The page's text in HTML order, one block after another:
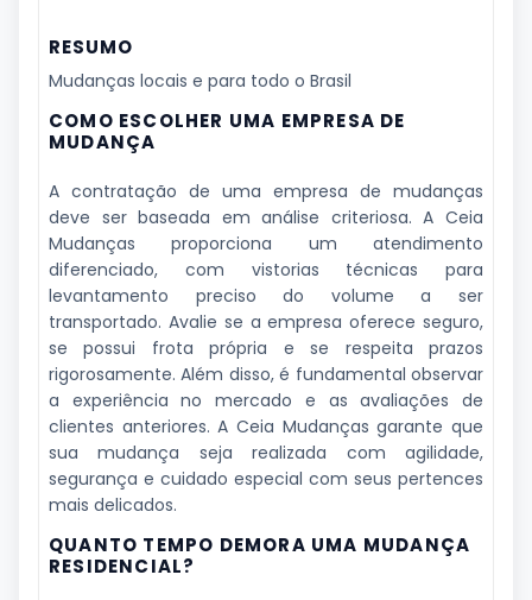
RESUMO
Mudanças locais e para todo o Brasil
COMO ESCOLHER UMA EMPRESA DE
MUDANÇA
A contratação de uma empresa de mudanças
deve ser baseada em análise criteriosa. A Ceia
Mudanças proporciona um atendimento
diferenciado, com vistorias técnicas para
levantamento preciso do volume a ser
transportado. Avalie se a empresa oferece seguro,
se possui frota própria e se respeita prazos
rigorosamente. Além disso, é fundamental observar
a experiência no mercado e as avaliações de
clientes anteriores. A Ceia Mudanças garante que
sua mudança seja realizada com agilidade,
segurança e cuidado especial com seus pertences
mais delicados.
QUANTO TEMPO DEMORA UMA MUDANÇA
RESIDENCIAL?